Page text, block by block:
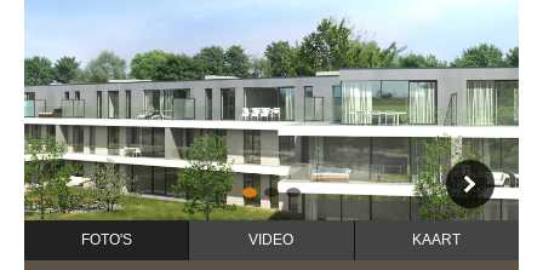
1 2 3
FOTO'S VIDEO KAART